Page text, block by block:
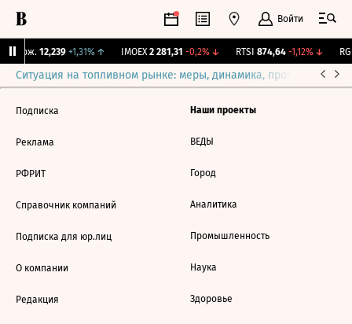
Войти
Бирж. 12,239 +1,31%↑ IMOEX 2 281,31 -0,2%↓ RTSI 874,64 -1,12%↓
Ситуация на топливном рынке: меры, динамика, прогнозы
Подписка
Реклама
РФРИТ
Справочник компаний
Подписка для юр.лиц
О компании
Редакция
Наши проекты
ВЕДЫ
Город
Аналитика
Промышленность
Наука
Здоровье